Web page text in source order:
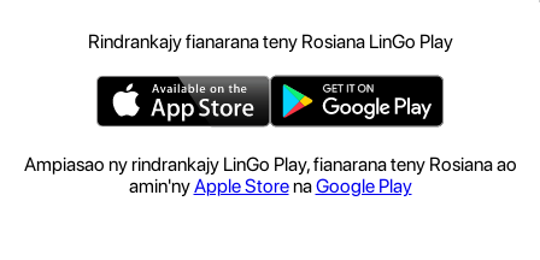
Rindrankajy fianarana teny Rosiana LinGo Play
Ampiasao ny rindrankajy LinGo Play, fianarana teny Rosiana ao
amin'nyApple StorenaGoogle Play